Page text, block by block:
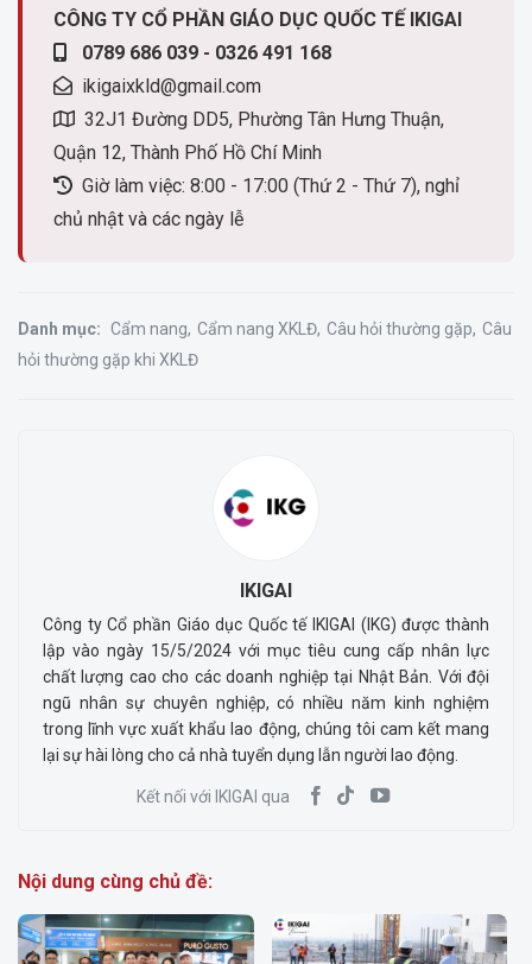
CÔNG TY CỔ PHẦN GIÁO DỤC QUỐC TẾ IKIGAI
0789 686 039 - 0326 491 168
ikigaixkld@gmail.com
32J1 Đường DD5, Phường Tân Hưng Thuận,
Quận 12, Thành Phố Hồ Chí Minh
Giờ làm việc: 8:00 - 17:00 (Thứ 2 - Thứ 7), nghỉ
chủ nhật và các ngày lễ
Danh mục: Cẩm nang Cẩm nang XKLĐ Câu hỏi thường gặp Câu
hỏi thường gặp khi XKLĐ
IKIGAI
Công ty Cổ phần Giáo dục Quốc tế IKIGAI (IKG) được thành
lập vào ngày 15/5/2024 với mục tiêu cung cấp nhân lực
chất lượng cao cho các doanh nghiệp tại Nhật Bản. Với đội
ngũ nhân sự chuyên nghiệp, có nhiều năm kinh nghiệm
trong lĩnh vực xuất khẩu lao động, chúng tôi cam kết mang
lại sự hài lòng cho cả nhà tuyển dụng lẫn người lao động.
Kết nối với IKIGAI qua
Nội dung cùng chủ đề: